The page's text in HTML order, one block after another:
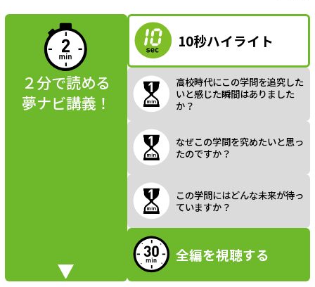
a
y
V
i
２分で読める
夢ナビ講義！
10秒ハイライト
高校時代にこの学問を追究した
いと感じた瞬間はありました
か？
なぜこの学問を究めたいと思っ
たのですか？
この学問にはどんな未来が待っ
ていますか？
全編を視聴する